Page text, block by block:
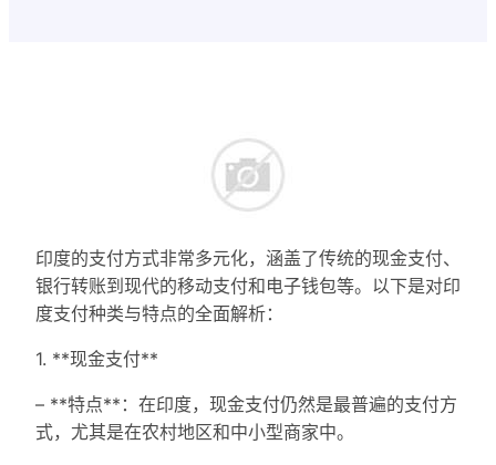
印度的支付方式非常多元化，涵盖了传统的现金支付、
银行转账到现代的移动支付和电子钱包等。以下是对印
度支付种类与特点的全面解析：
1. **现金支付**
– **特点**：在印度，现金支付仍然是最普遍的支付方
式，尤其是在农村地区和中小型商家中。